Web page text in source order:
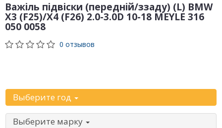
Важіль підвіски (передній/ззаду) (L) BMW
X3 (F25)/X4 (F26) 2.0-3.0D 10-18 MEYLE 316
050 0058
0 отзывов
Выберите год
Выберите марку